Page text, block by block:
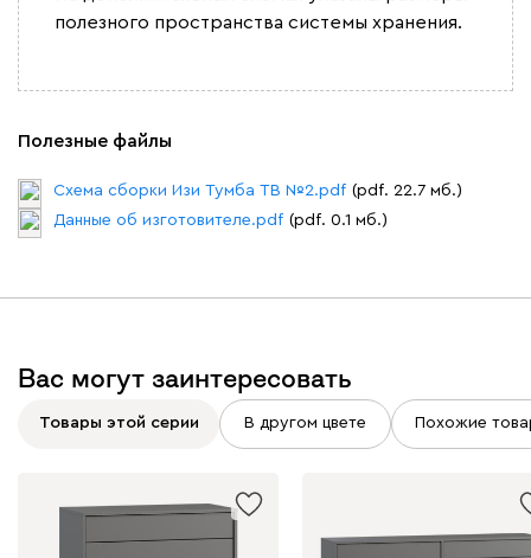
полезного пространства системы хранения.
Полезные файлы
Схема сборки Изи Тумба ТВ №2.pdf (pdf. 22.7 мб.)
Данные об изготовителе.pdf (pdf. 0.1 мб.)
Вас могут заинтересовать
Товары этой серии В другом цвете Похожие